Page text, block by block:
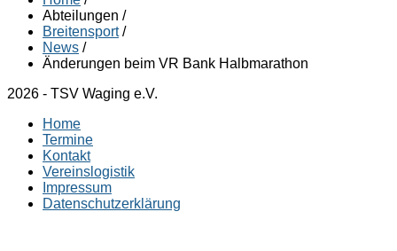
Abteilungen /
Breitensport /
News /
Änderungen beim VR Bank Halbmarathon
2026 - TSV Waging e.V.
Home
Termine
Kontakt
Vereinslogistik
Impressum
Datenschutzerklärung